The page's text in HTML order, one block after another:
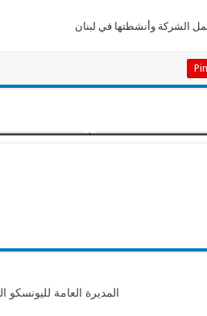
الشركة وأنشطتها في لبنان
المديرة العامة لليونسكو